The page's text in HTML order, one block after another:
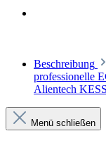
Beschreibung
professionelle
Alientech
Menü schließen